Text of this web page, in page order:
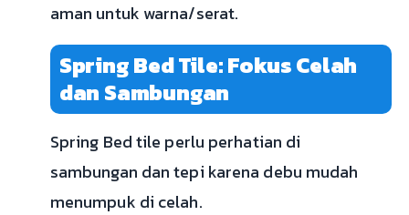
aman untuk warna/serat.
Spring Bed Tile: Fokus Celah
dan Sambungan
Spring Bed tile perlu perhatian di
sambungan dan tepi karena debu mudah
menumpuk di celah.